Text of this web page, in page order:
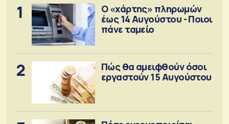
1
Ο «χάρτης» πληρωμών
έως 14 Αυγούστου - Ποιοι
πάνε ταμείο
2
Πώς θα αμειφθούν όσοι
εργαστούν 15 Αυγούστου